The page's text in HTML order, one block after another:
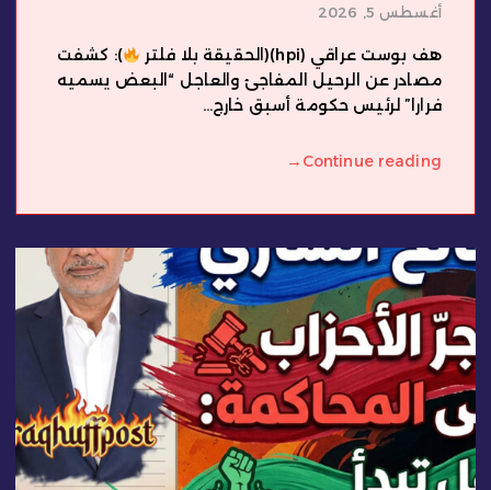
أغسطس 5, 2026
هف بوست عراقي (hpi)(الحقيقة بلا فلتر
): كشفت
مصادر عن الرحيل المفاجئ والعاجل “البعض يسميه
فرارا” لرئيس حكومة أسبق خارج...
Continue reading
→